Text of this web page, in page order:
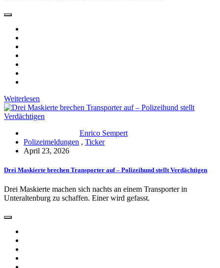
Weiterlesen
Enrico Sempert
Polizeimeldungen , Ticker
April 23, 2026
Drei Maskierte brechen Transporter auf – Polizeihund stellt Verdächtigen
Drei Maskierte machen sich nachts an einem Transporter in
Unteraltenburg zu schaffen. Einer wird gefasst.